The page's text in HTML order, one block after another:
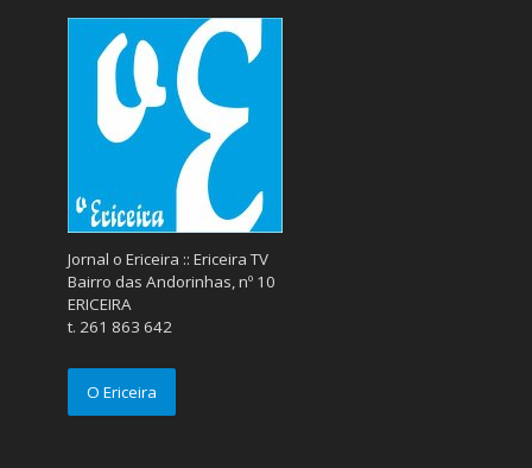
Jornal o Ericeira :: Ericeira TV
Bairro das Andorinhas, nº 10
ERICEIRA
t. 261 863 642
O Ericeira